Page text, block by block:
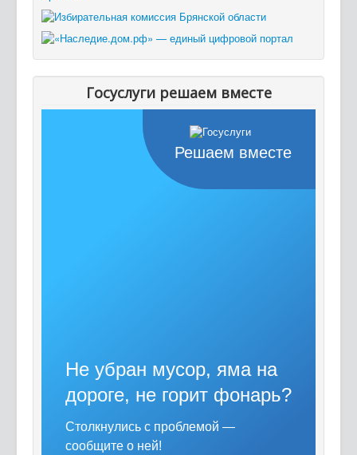
Госуслуги решаем вместе
Решаем вместе
Не убран мусор, яма на
дороге, не горит фонарь?
Столкнулись с проблемой —
сообщите о ней!